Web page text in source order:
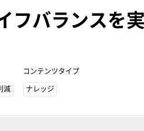
フバランスを
減
コンテンツタイプ
ナレッジ